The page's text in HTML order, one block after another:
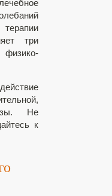
три
физико-
Не
к